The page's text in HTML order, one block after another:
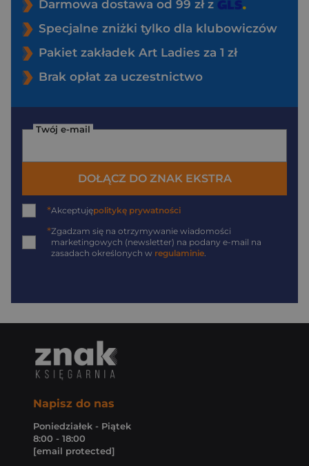
Darmowa dostawa od 99 zł z
Specjalne zniżki tylko dla klubowiczów
Pakiet zakładek Art Ladies za 1 zł
Brak opłat za uczestnictwo
Twój e-mail
DOŁĄCZ DO ZNAK EKSTRA
*Akceptujępolitykę prywatności
*Zgadzam się na otrzymywanie wiadomości
marketingowych (newsletter) na podany e-mail na
zasadach określonych w regulaminie.
Napisz do nas
Poniedziałek - Piątek
8:00 - 18:00
[email protected]